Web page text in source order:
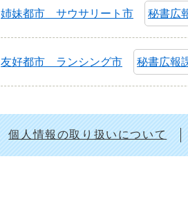
姉妹都市 サウサリート市 秘書広
友好都市 ランシング市 秘書広報
個人情報の取り扱いについて